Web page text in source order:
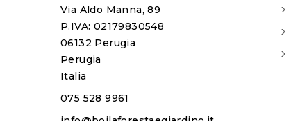
Via Aldo Manna, 89
P.IVA: 02179830548
06132 Perugia
Perugia
Italia
075 528 9961